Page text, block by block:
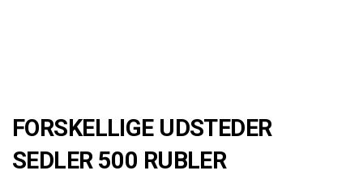
FORSKELLIGE UDSTEDER
SEDLER 500 RUBLER